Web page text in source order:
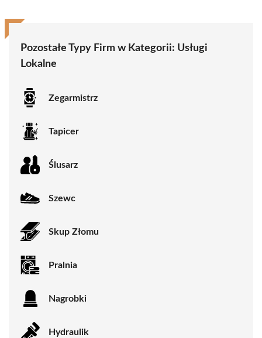
Pozostałe Typy Firm w Kategorii: Usługi
Lokalne
Zegarmistrz
Tapicer
Ślusarz
Szewc
Skup Złomu
Pralnia
Nagrobki
Hydraulik